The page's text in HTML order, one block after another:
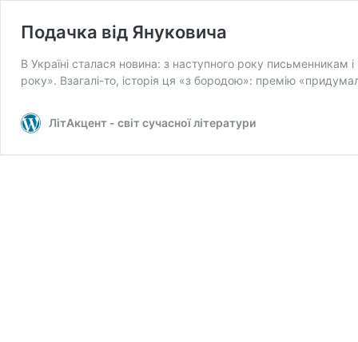
Подачка від Януковича
В Україні сталася новина: з наступного року
року». Взагалі-то, історія ця «з бородою»: премію
ЛітАкцент - світ сучасної літератури